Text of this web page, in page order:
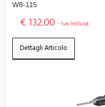
W8-115
€ 132.00 - Iva Inclusa
Dettagli Articolo